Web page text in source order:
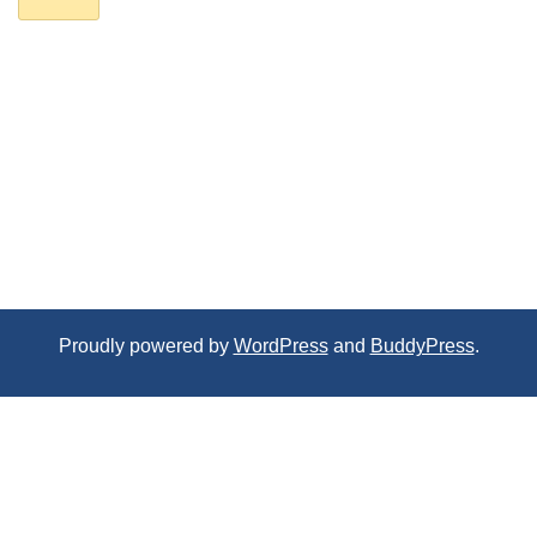
Proudly powered by WordPressand BuddyPress.